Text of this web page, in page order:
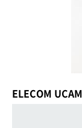
ELECOM